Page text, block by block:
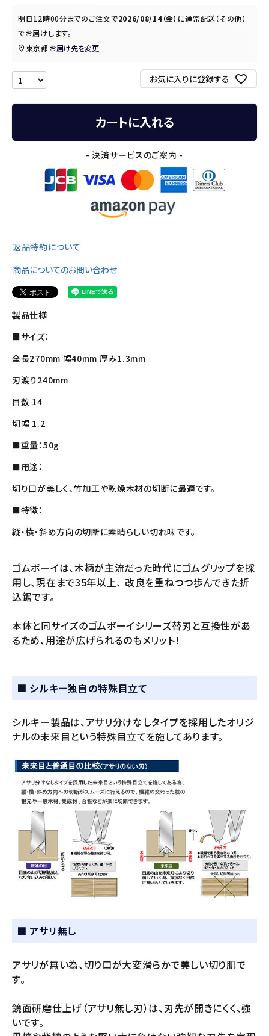
明日12時00分までのご注文で2026/08/14（金） に通常配送（その他）
でお届けします。
東京都 お届け先を変更
お気に入りに登録する
カートに入れる
- 決済サービスのご案内 -
返品特約について
商品についてのお問い合わせ
製品仕様
■サイズ：
全長270mm 幅40mm 厚み1.3mm
刃渡り240mm
目数 14
切幅 1.2
■重量：50g
■用途：
切り口が美しく、竹加工や乾燥木材の切断に最適です。
■特徴：
縦・横・斜め方向の切断に素晴らしい切れ味です。
ゴムボーイは、木柄が主流だった時代にゴムグリップを採
用し、現在まで35年以上、 改良を重ねつつ歩んできた折
込鋸です。
本体と同サイズのゴムボーイシリーズ替刃と互換性があ
るため、用途が広げられるのもメリット！
■ シルキー独自の特殊目立て
シルキー製品は、アサリ分けなしタイプを採用したオリジ
ナルの未来目という特殊目立てを施してあります。
■ アサリ無し
アサリが無い為、切り口が大変滑らかで美しい切り肌で
す。
鏡面研磨仕上げ（アサリ無し刃）は、刃先が開きにくく、強
いです。